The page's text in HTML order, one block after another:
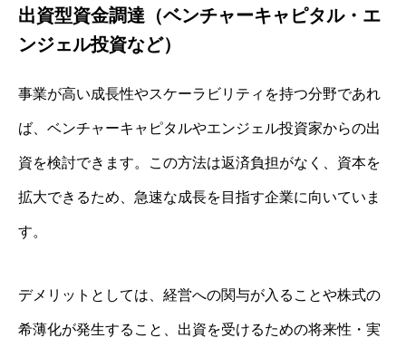
出資型資金調達（ベンチャーキャピタル・エ
ンジェル投資など）
事業が高い成長性やスケーラビリティを持つ分野であれ
ば、ベンチャーキャピタルやエンジェル投資家からの出
資を検討できます。この方法は返済負担がなく、資本を
拡大できるため、急速な成長を目指す企業に向いていま
す。
デメリットとしては、経営への関与が入ることや株式の
希薄化が発生すること、出資を受けるための将来性・実